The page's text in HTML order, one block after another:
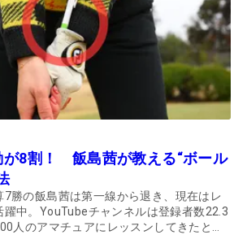
が8割！ 飯島茜が教える“ボール
7勝の飯島茜は第一線から退き、現在はレ
躍中。YouTubeチャンネルは登録者数22.3
人のアマチュアにレッスンしてきたとい